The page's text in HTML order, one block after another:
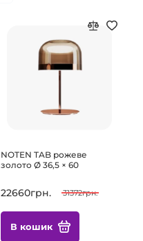
NOTEN TAB рожеве
золото Ø 36,5 × 60
22660грн. 31372грн.
В кошик